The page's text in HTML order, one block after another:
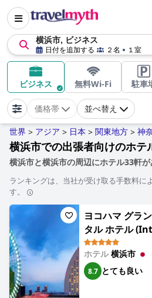
横浜市, ビジネス
日付を追加する ２名 １室
ビジネス 無料Wi-Fi 駐車
価格帯 並べ替え
世界 > アジア > 日本 > 関東地方 > 神
横浜市での出張者向けのホテ
横浜市と横浜市の周辺にホテル33軒
ランキングは、当社が受け取る手数料に
す。
ヨコハマ グラ
タル ホテル
Yokohama
ホテル横浜市
8.7 とても良い